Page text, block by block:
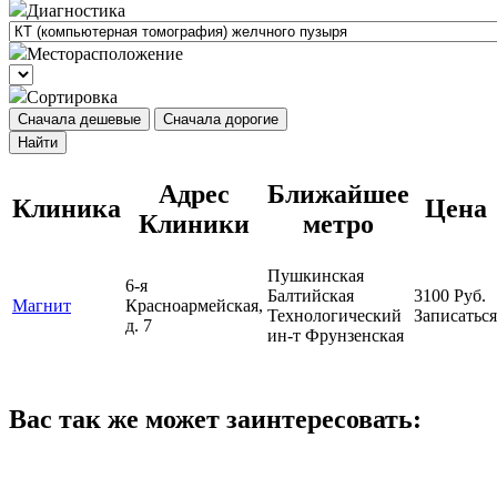
Диагностика
Месторасположение
Сортировка
Сначала дешевые
Сначала дорогие
Найти
Клиника
Адрес
Клиники
Ближайшее
метро
Цена
Магнит
6-я
Красноармейская,
д. 7
Пушкинская
Балтийская
Технологический
ин-т Фрунзенская
3100 Руб.
Записаться
Вас так же может заинтересовать: